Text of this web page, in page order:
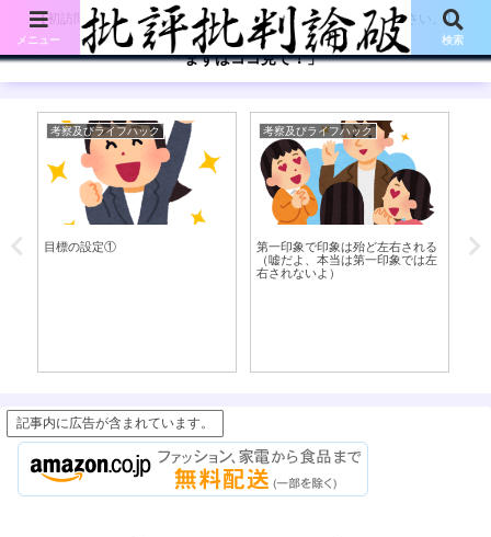
【初訪問の方は、下記の「まずはココ見て!」ボタンをご覧ください。】
「まずはココ見て！」
考察及びライフハック
目標の設定①
考察及びライフハック
第一印象で印象は殆ど左右される
（嘘だよ、本当は第一印象では左
右されないよ）
木
記事内に広告が含まれています。
メニュー 検索